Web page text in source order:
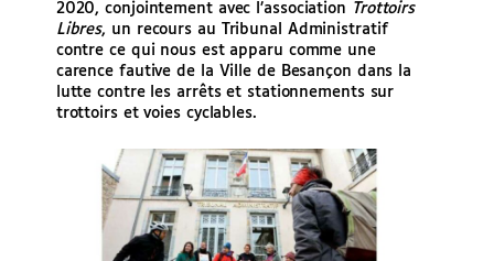
2020, conjointement avec l’association
Trottoirs
Libres, un recours au Tribunal Administratif
contre ce qui nous est apparu comme une
carence fautive de la Ville de Besançon dans la
lutte contre les arrêts et stationnements sur
trottoirs et voies cyclables.